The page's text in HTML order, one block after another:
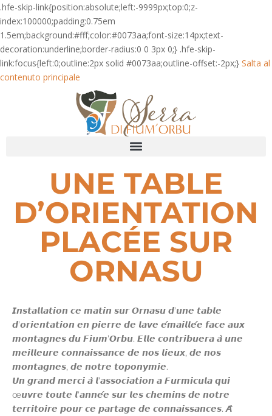
.hfe-skip-link{position:absolute;left:-9999px;top:0;z-
index:100000;padding:0.75em
1.5em;background:#fff;color:#0073aa;font-size:14px;text-
decoration:underline;border-radius:0 0 3px 0;} .hfe-skip-
link:focus{left:0;outline:2px solid #0073aa;outline-offset:-2px;} Salta al
contenuto principale
UNE TABLE
D’ORIENTATION
PLACÉE SUR
ORNASU
𝙄𝙣𝙨𝙩𝙖𝙡𝙡𝙖𝙩𝙞𝙤𝙣 𝙘𝙚 𝙢𝙖𝙩𝙞𝙣 𝙨𝙪𝙧 𝙊𝙧𝙣𝙖𝙨𝙪 𝙙’𝙪𝙣𝙚 𝙩𝙖𝙗𝙡𝙚
𝙙’𝙤𝙧𝙞𝙚𝙣𝙩𝙖𝙩𝙞𝙤𝙣 𝙚𝙣 𝙥𝙞𝙚𝙧𝙧𝙚 𝙙𝙚 𝙡𝙖𝙫𝙚 𝙚́𝙢𝙖𝙞𝙡𝙡𝙚́𝙚 𝙛𝙖𝙘𝙚 𝙖𝙪𝙭
𝙢𝙤𝙣𝙩𝙖𝙜𝙣𝙚𝙨 𝙙𝙪 𝙁𝙞𝙪𝙢’𝙊𝙧𝙗𝙪. 𝙀𝙡𝙡𝙚 𝙘𝙤𝙣𝙩𝙧𝙞𝙗𝙪𝙚𝙧𝙖 𝙖̀ 𝙪𝙣𝙚
𝙢𝙚𝙞𝙡𝙡𝙚𝙪𝙧𝙚 𝙘𝙤𝙣𝙣𝙖𝙞𝙨𝙨𝙖𝙣𝙘𝙚 𝙙𝙚 𝙣𝙤𝙨 𝙡𝙞𝙚𝙪𝙭, 𝙙𝙚 𝙣𝙤𝙨
𝙢𝙤𝙣𝙩𝙖𝙜𝙣𝙚𝙨, 𝙙𝙚 𝙣𝙤𝙩𝙧𝙚 𝙩𝙤𝙥𝙤𝙣𝙮𝙢𝙞𝙚.
𝙐𝙣 𝙜𝙧𝙖𝙣𝙙 𝙢𝙚𝙧𝙘𝙞 𝙖̀ 𝙡’𝙖𝙨𝙨𝙤𝙘𝙞𝙖𝙩𝙞𝙤𝙣 𝙖 𝙁𝙪𝙧𝙢𝙞𝙘𝙪𝙡𝙖 𝙦𝙪𝙞
œ𝙪𝙫𝙧𝙚 𝙩𝙤𝙪𝙩𝙚 𝙡’𝙖𝙣𝙣𝙚́𝙚 𝙨𝙪𝙧 𝙡𝙚𝙨 𝙘𝙝𝙚𝙢𝙞𝙣𝙨 𝙙𝙚 𝙣𝙤𝙩𝙧𝙚
𝙩𝙚𝙧𝙧𝙞𝙩𝙤𝙞𝙧𝙚 𝙥𝙤𝙪𝙧 𝙘𝙚 𝙥𝙖𝙧𝙩𝙖𝙜𝙚 𝙙𝙚 𝙘𝙤𝙣𝙣𝙖𝙞𝙨𝙨𝙖𝙣𝙘𝙚𝙨. 𝘼̀